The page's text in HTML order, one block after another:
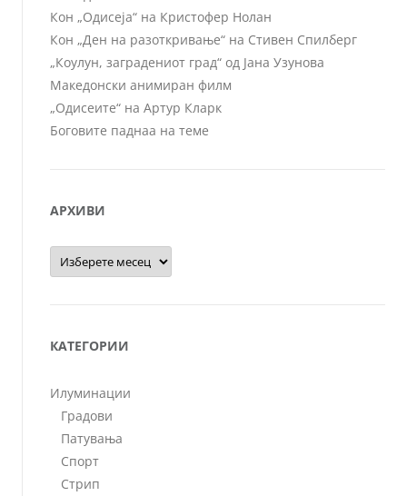
Кон „Одисеја“ на Кристофер Нолан
Кон „Ден на разоткривање“ на Стивен Спилберг
„Коулун, заградениот град“ од Јана Узунова
Македонски анимиран филм
„Одисеите“ на Артур Кларк
Боговите паднаа на теме
АРХИВИ
Архиви
КАТЕГОРИИ
Илуминации
Градови
Патувања
Спорт
Стрип